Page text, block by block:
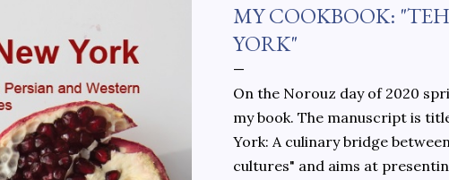
MY COOKBOOK:
YORK"
On the Norouz day of 2020
my book. The manuscript is
York: A culinary bridge
cultures" and aims at